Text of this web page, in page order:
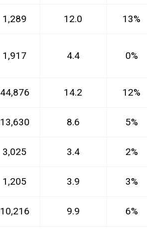
1,289 12.0 13%
1,917 4.4 0%
44,876 14.2 12%
13,630 8.6 5%
3,025 3.4 2%
1,205 3.9 3%
10,216 9.9 6%